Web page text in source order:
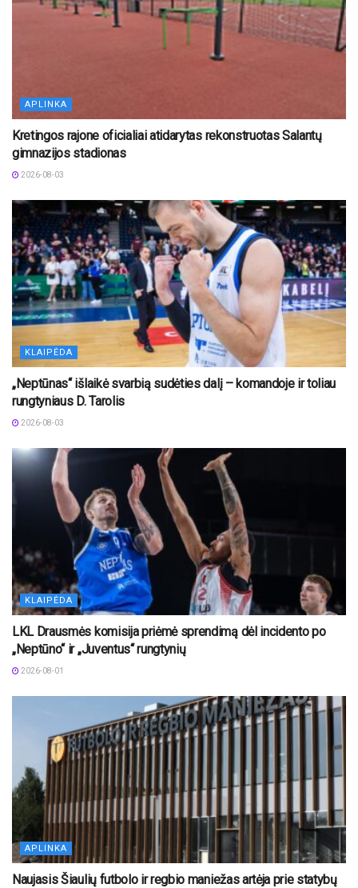
APLINKA
Kretingos rajone oficialiai atidarytas rekonstruotas Salantų
gimnazijos stadionas
2026-08-03
KLAIPĖDA
„Neptūnas“ išlaikė svarbią sudėties dalį – komandoje ir toliau
rungtyniaus D. Tarolis
2026-08-03
KLAIPĖDA
LKL Drausmės komisija priėmė sprendimą dėl incidento po
„Neptūno“ ir „Juventus“ rungtynių
2026-08-01
APLINKA
Naujasis Šiaulių futbolo ir regbio maniežas artėja prie statybų